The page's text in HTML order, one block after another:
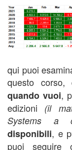
qui puoi
questo corso,
quando vuoi,
edizioni (il
Systems a
disponibili, e
puoi seguire